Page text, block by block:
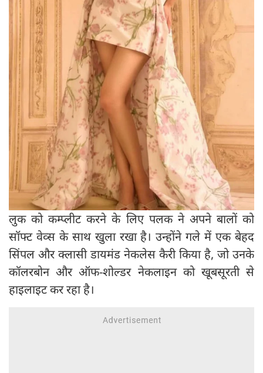
लुक को कम्प्लीट करने के लिए पलक ने अपने बालों को
सॉफ्ट वेव्स के साथ खुला रखा है। उन्होंने गले में एक बेहद
सिंपल और क्लासी डायमंड नेकलेस कैरी किया है, जो उनके
कॉलरबोन और ऑफ-शोल्डर नेकलाइन को खूबसूरती से
हाइलाइट कर रहा है।